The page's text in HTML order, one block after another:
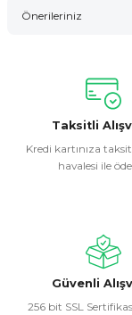
Önerileriniz
konularda
kullanarak
Görüş ve
Ürün resmi
Ürün fiyatı diğer
Bu ürüne
Taksitli
Kredi kartınıza
havalesi ile
Güvenli
256 bit SSL